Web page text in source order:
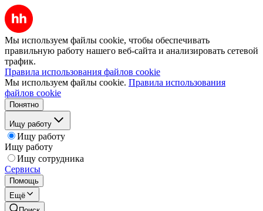
Мы используем файлы cookie, чтобы обеспечивать
правильную работу нашего веб-сайта и анализировать сетевой
трафик.
Правила использования файлов cookie
Мы используем файлы cookie. Правила использования
файлов cookie
Понятно
Ищу работу
Ищу работу
Ищу работу
Ищу сотрудника
Сервисы
Помощь
Ещё